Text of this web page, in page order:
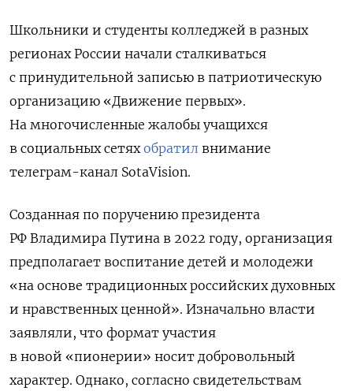
Школьники и студенты колледжей в разных
регионах России начали сталкиваться
с принудительной записью в патриотическую
организацию «Движение первых».
На многочисленные жалобы учащихся
в социальных сетяхобратил внимание
телеграм-канал SotaVision.
Созданная по поручению президента
РФ Владимира Путина в 2022 году, организация
предполагает воспитание детей и молодежи
«на основе традиционных российских духовных
и нравственных ценной». Изначально власти
заявляли, что формат участия
в новой «пионерии» носит добровольный
характер. Однако, согласно свидетельствам